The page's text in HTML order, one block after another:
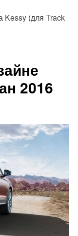
Kessy (для Track
2016